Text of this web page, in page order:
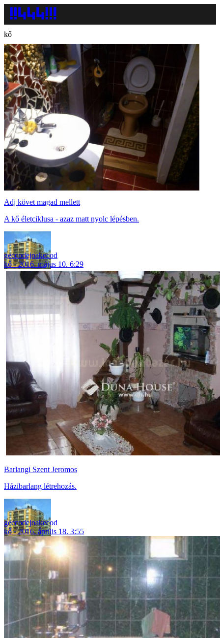
kő
Adj követ magad mellett
A kő életciklusa - azaz matt nyolc lépésben.
geccodejoakecod
kő
2016. május 10. 6:29
Barlangi Szent Jeromos
Házibarlang létrehozás.
geccodejoakecod
kő
2016. április 18. 3:55